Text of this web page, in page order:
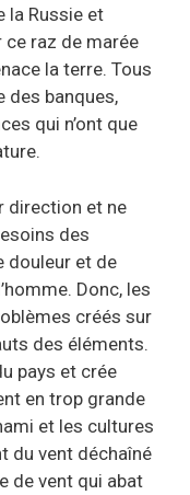
la Russie et
ce raz de marée
la terre. Tous
des banques,
qui n’ont que
direction et ne
des
douleur et de
Donc, les
créés sur
des éléments.
pays et crée
en trop grande
et les cultures
du vent déchaîné
de vent qui abat